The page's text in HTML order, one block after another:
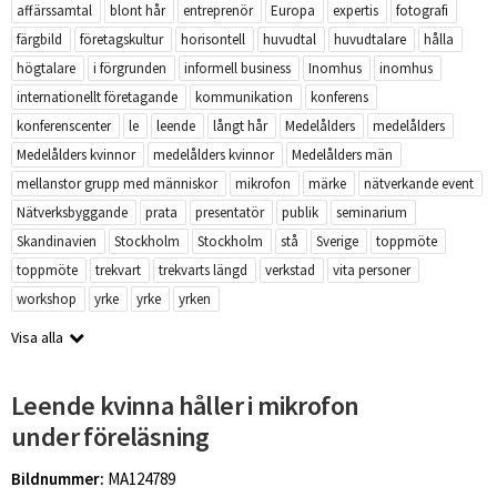
affärssamtal blont hår entreprenör Europa expertis
fotografi
färgbild
företagskultur horisontell huvudtal huvudtalare
hålla
högtalare
i förgrunden informell business Inomhus
inomhus
internationellt företagande
kommunikation
konferens
konferenscenter
le leende långt hår Medelålders
medelålders
Medelålders kvinnor
medelålders kvinnor
Medelålders män
mellanstor grupp med människor
mikrofon märke
nätverkande event
Nätverksbyggande
prata presentatör publik
seminarium
Skandinavien
Stockholm Stockholm stå Sverige
toppmöte
toppmöte
trekvart trekvarts längd verkstad
vita personer
workshop
yrke yrke yrken
Visa alla
Leende kvinna håller i mikrofon
under föreläsning
Bildnummer: MA124789